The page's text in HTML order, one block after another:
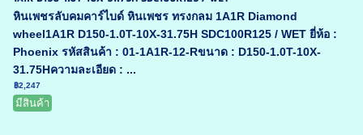
หินเพชรลับคมคาร์ไบด์ หินเพชร ทรงกลม 1A1R Diamond
wheel1A1R D150-1.0T-10X-31.75H SDC100R125 / WET ยี่ห้อ :
Phoenix รหัสสินค้า : 01-1A1R-12-Rขนาด : D150-1.0T-10X-
31.75Hความละเอียด : ...
฿2,247
มีสินค้า